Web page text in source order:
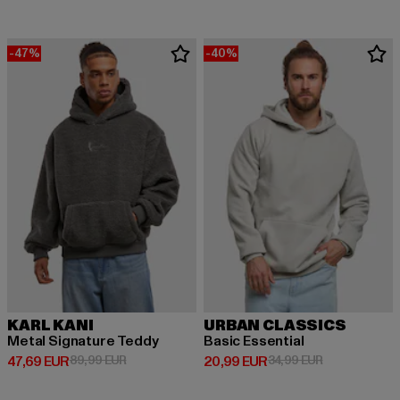
-47%
KARL KANI
Metal Signature Teddy
47,69 EUR
Derzeitiger Preis: 47,69 EUR
89,99 EURAktionspreis: 89,99 EUR
-40%
URBAN CLASSICS
Basic Essential
20,99 EUR
Derzeitiger Preis: 20,99 EUR
34,99 EURAktionspreis: